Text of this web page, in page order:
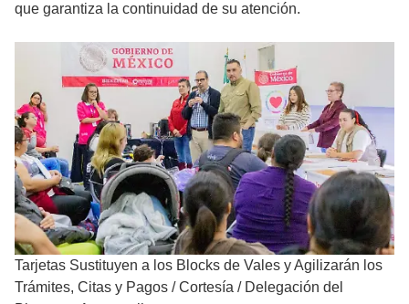
que garantiza la continuidad de su atención.
Tarjetas Sustituyen a los Blocks de Vales y Agilizarán los
Trámites, Citas y Pagos /Cortesía / Delegación del